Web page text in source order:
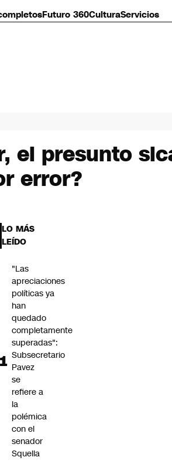
Futuro 360CulturaServicios
el presunto
error?
LO MÁS
LEÍDO
"Las
apreciaciones
políticas ya
han
quedado
completamente
superadas":
Subsecretario
Pavez
se
refiere a
la
polémica
con el
senador
Squella